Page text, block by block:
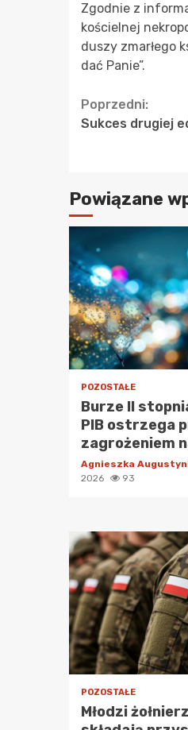
Zgodnie z
kościelnej
duszy zmarłego
dać Panie”.
Continue
Reading
Poprzedni:
Sukces drugiej
Powiązane
POZOSTAŁE
Burze II
PIB ostrzega
zagrożeniem
Agnieszka
2026
93
POZOSTAŁE
Młodzi